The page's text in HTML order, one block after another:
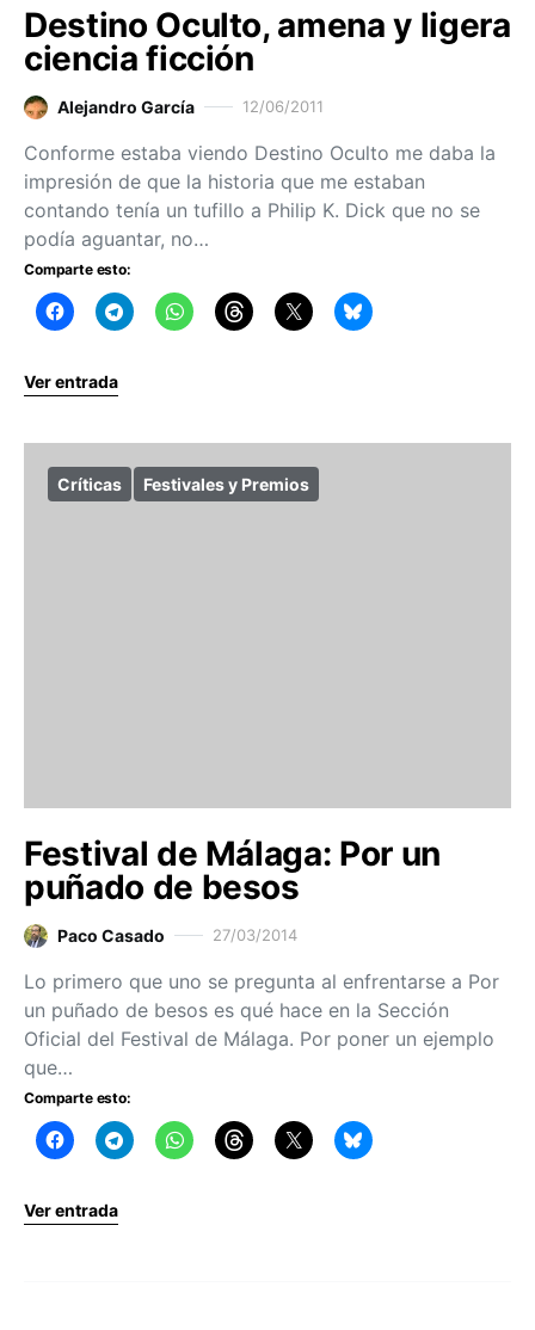
Destino Oculto, amena y ligera
ciencia ficción
Alejandro García 12/06/2011
Conforme estaba viendo Destino Oculto me daba la
impresión de que la historia que me estaban
contando tenía un tufillo a Philip K. Dick que no se
podía aguantar, no…
Comparte esto:
Ver entrada
Críticas Festivales y Premios
Festival de Málaga: Por un
puñado de besos
Paco Casado 27/03/2014
Lo primero que uno se pregunta al enfrentarse a Por
un puñado de besos es qué hace en la Sección
Oficial del Festival de Málaga. Por poner un ejemplo
que…
Comparte esto:
Ver entrada